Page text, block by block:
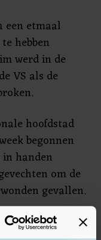
een etmaal
hebben
werd in de
VS als de
hoofdstad
begonnen
handen
om de
gevallen.